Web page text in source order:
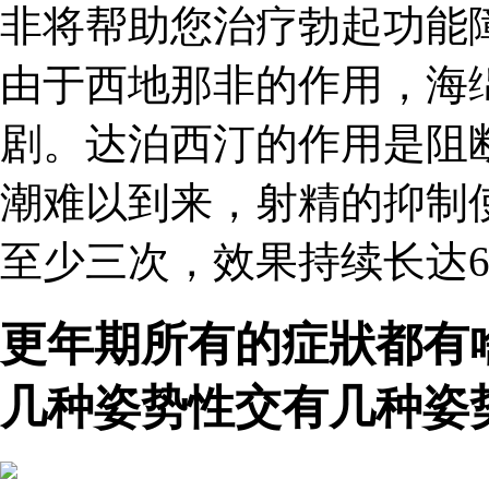
非将帮助您治疗勃起功能
由于西地那非的作用，
剧。达泊西汀的作用是
潮难以到来，射精的抑制
至少三次，效果持续长达
更年期所有的症狀都
几种姿势性交有几种